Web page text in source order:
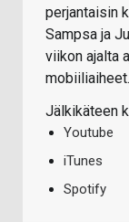
perjantaisin
Sampsa ja
viikon ajalta
mobiiliaiheet.
Jälkikäteen
Youtube
iTunes
Spotify